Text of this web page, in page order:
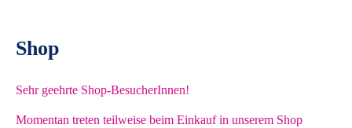
Shop
Sehr geehrte Shop-BesucherInnen!
Momentan treten teilweise beim Einkauf in unserem Shop